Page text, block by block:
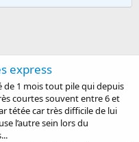
express
de 1 mois tout pile qui depuis
courtes souvent entre 6 et
tétée car très difficile de lui
l’autre sein lors du